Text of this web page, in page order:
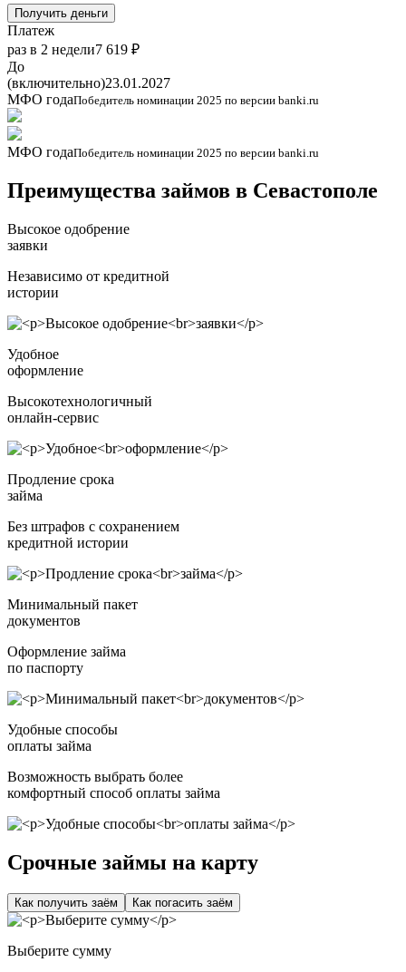
Получить деньги
Платеж
раз в 2 недели7 619 ₽
До
(включительно)23.01.2027
МФО годаПобедитель номинации 2025 по версии banki.ru
МФО годаПобедитель номинации 2025 по версии banki.ru
Преимущества займов в Севастополе
Высокое одобрение
заявки
Независимо от кредитной
истории
Удобное
оформление
Высокотехнологичный
онлайн-сервис
Продление срока
займа
Без штрафов с сохранением
кредитной истории
Минимальный пакет
документов
Оформление займа
по паспорту
Удобные способы
оплаты займа
Возможность выбрать более
комфортный способ оплаты займа
Срочные займы на карту
Как получить заём Как погасить заём
Выберите сумму